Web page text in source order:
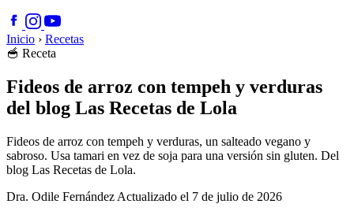
Inicio › Recetas
🥣 Receta
Fideos de arroz con tempeh y verduras
del blog Las Recetas de Lola
Fideos de arroz con tempeh y verduras, un salteado vegano y
sabroso. Usa tamari en vez de soja para una versión sin gluten. Del
blog Las Recetas de Lola.
Dra. Odile Fernández Actualizado el 7 de julio de 2026